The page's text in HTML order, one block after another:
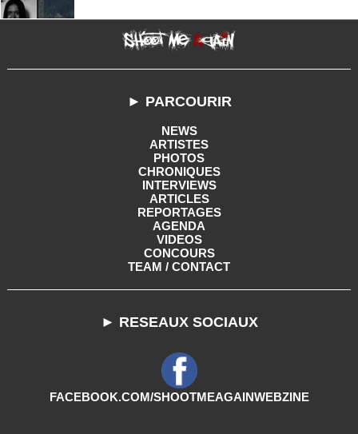
► PARCOURIR
NEWS
ARTISTES
PHOTOS
CHRONIQUES
INTERVIEWS
ARTICLES
REPORTAGES
AGENDA
VIDEOS
CONCOURS
TEAM / CONTACT
► RESEAUX SOCIAUX
FACEBOOK.COM/SHOOTMEAGAINWEBZINE